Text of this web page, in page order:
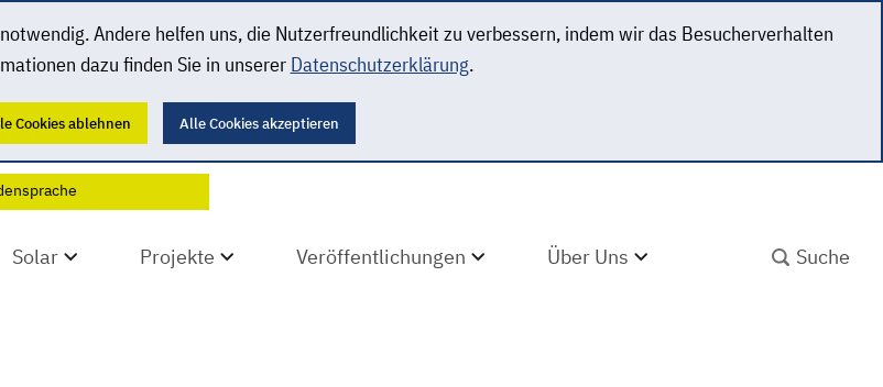
Andere helfen uns, die Nutzerfreundlichkeit zu verbessern, indem wir das Besucherverhalten
dazu finden Sie in unserer Datenschutzerklärung.
Cookies ablehnen Alle Cookies akzeptieren
Solar Projekte Veröffentlichungen Über Uns